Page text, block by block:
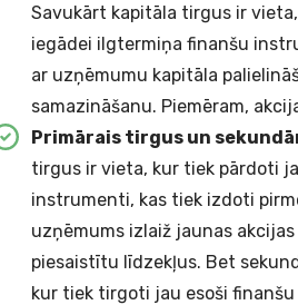
Savukārt kapitāla tirgus ir
iegādei ilgtermiņa finanšu
ar uzņēmumu kapitāla
samazināšanu. Piemēram,
Primārais tirgus un
tirgus ir vieta, kur tiek pārdoti
instrumenti, kas tiek izdoti
uzņēmums izlaiž jaunas
piesaistītu līdzekļus. Bet
kur tiek tirgoti jau esoši